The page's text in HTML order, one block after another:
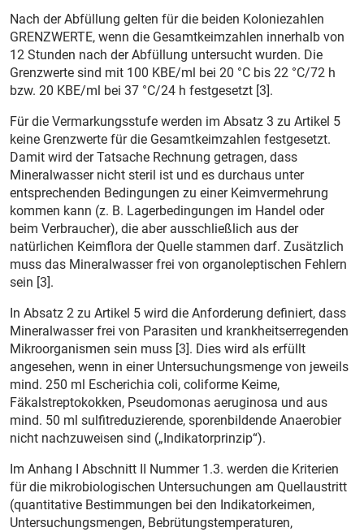
Nach der Abfüllung gelten für die beiden Koloniezahlen
GRENZWERTE, wenn die Gesamtkeimzahlen innerhalb von
12 Stunden nach der Abfüllung untersucht wurden. Die
Grenzwerte sind mit 100 KBE/ml bei 20 °C bis 22 °C/72 h
bzw. 20 KBE/ml bei 37 °C/24 h festgesetzt [3].
Für die Vermarkungsstufe werden im Absatz 3 zu Artikel 5
keine Grenzwerte für die Gesamtkeimzahlen festgesetzt.
Damit wird der Tatsache Rechnung getragen, dass
Mineralwasser nicht steril ist und es durchaus unter
entsprechenden Bedingungen zu einer Keimvermehrung
kommen kann (z. B. Lagerbedingungen im Handel oder
beim Verbraucher), die aber ausschließlich aus der
natürlichen Keimflora der Quelle stammen darf. Zusätzlich
muss das Mineralwasser frei von organoleptischen Fehlern
sein [3].
In Absatz 2 zu Artikel 5 wird die Anforderung definiert, dass
Mineralwasser frei von Parasiten und krankheitserregenden
Mikroorganismen sein muss [3]. Dies wird als erfüllt
angesehen, wenn in einer Untersuchungsmenge von jeweils
mind. 250 ml Escherichia coli, coliforme Keime,
Fäkalstreptokokken, Pseudomonas aeruginosa und aus
mind. 50 ml sulfitreduzierende, sporenbildende Anaerobier
nicht nachzuweisen sind („Indikatorprinzip“).
Im Anhang I Abschnitt II Nummer 1.3. werden die Kriterien
für die mikrobiologischen Untersuchungen am Quellaustritt
(quantitative Bestimmungen bei den Indikatorkeimen,
Untersuchungsmengen, Bebrütungstemperaturen,